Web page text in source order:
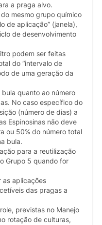
a praga alvo.
mesmo grupo químico
de aplicação” (janela),
de desenvolvimento
podem ser feitas
do “intervalo de
de uma geração da
quanto ao número
No caso específico do
(número de dias) a
Espinosinas não deve
ou 50% do número total
bula.
para a reutilização
Grupo 5 quando for
as aplicações
das pragas a
previstas no Manejo
rotação de culturas,